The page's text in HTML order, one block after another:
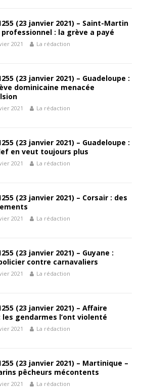
(23 janvier 2021) – Saint-Martin
professionnel : la grève a payé
2021 La rédaction
(23 janvier 2021) – Guadeloupe :
dominicaine menacée
2021 La rédaction
(23 janvier 2021) – Guadeloupe :
en veut toujours plus
2021 La rédaction
(23 janvier 2021) – Corsair : des
2021 La rédaction
(23 janvier 2021) – Guyane :
contre carnavaliers
2021 La rédaction
(23 janvier 2021) – Affaire
les gendarmes l’ont violenté
2021 La rédaction
(23 janvier 2021) – Martinique –
pêcheurs mécontents
2021 La rédaction